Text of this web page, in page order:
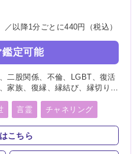
以降1分ごとに440円（税込）
鑑定可能
二股関係、不倫、LGBT、復活
家族、復縁、縁結び、縁切り、
し、開運、教育、過去、浮気、
、改名
言霊 チャネリング
縁結び 縁切り
チャクラ
こちら